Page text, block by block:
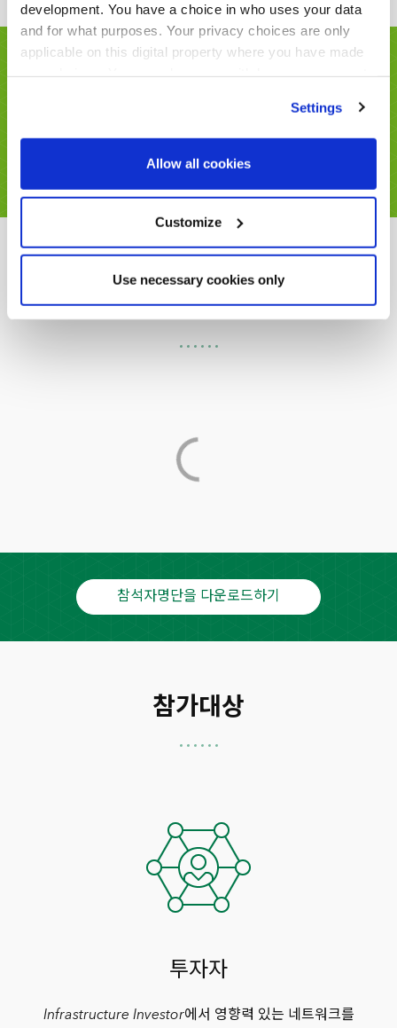
development. You have a choice in who uses your data
and for what purposes. Your privacy choices are only
applicable on this digital property where you have made
Find out more about how your personal data is processed
We use cookies across this website for a number of
reasons, such as keeping the site reliable and secure;
correctly. We also use cookies for cross-site statistics,
marketing and analysis. You can change these at any
Settings
Allow all cookies
Customize
Use necessary cookies only
무제한 네트워킹, 라이브 스트리밍 콘텐츠, 참석자와
의 연결이 가능한 버추얼 네트워킹 경험 기회
아시아 최대 인프라 커뮤니티를 만
나보기
참석자명단을 다운로드하기
참가대상
투자자
Infrastructure Investor에서 영향력 있는 네트워크를